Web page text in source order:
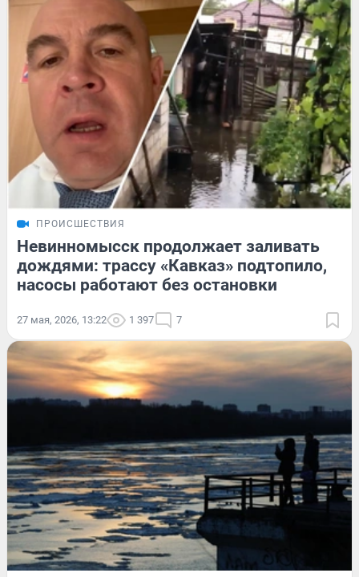
ПРОИСШЕСТВИЯ
Невинномысск продолжает заливать
дождями: трассу «Кавказ» подтопило,
насосы работают без остановки
27 мая, 2026, 13:22 1 397 7